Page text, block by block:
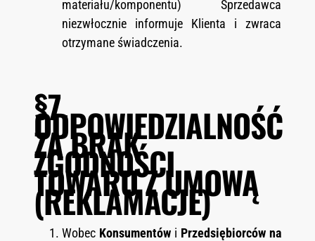
materiału/komponentu) Sprzedawca
niezwłocznie informuje Klienta i zwraca
otrzymane świadczenia.
§7.
ODPOWIEDZIALNOŚĆ
ZA BRAK
ZGODNOŚCI
TOWARU Z UMOWĄ
(REKLAMACJE)
Wobec Konsumentów i Przedsiębiorców na